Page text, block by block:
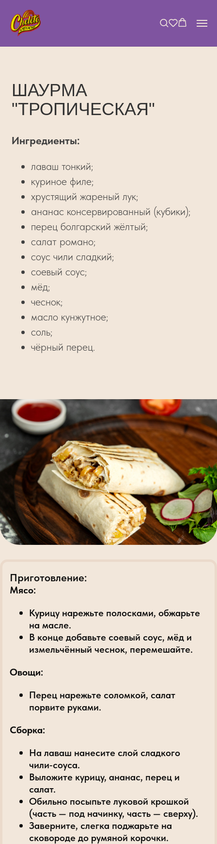
ШАУРМА
"ТРОПИЧЕСКАЯ"
Ингредиенты:
лаваш тонкий;
куриное филе;
хрустящий жареный лук;
ананас консервированный (кубики);
перец болгарский жёлтый;
салат романо;
соус чили сладкий;
соевый соус;
мёд;
чеснок;
масло кунжутное;
соль;
чёрный перец.
Приготовление:
Мясо:
Курицу нарежьте полосками, обжарьте
на масле.
В конце добавьте соевый соус, мёд и
измельчённый чеснок, перемешайте.
Овощи:
Перец нарежьте соломкой, салат
порвите руками.
Сборка:
На лаваш нанесите слой сладкого
чили‑соуса.
Выложите курицу, ананас, перец и
салат.
Обильно посыпьте луковой крошкой
(часть — под начинку, часть — сверху).
Заверните, слегка поджарьте на
сковороде до румяной корочки.